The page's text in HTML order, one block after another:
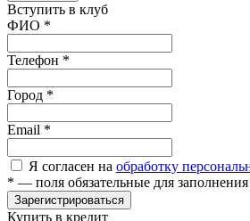
Вступить в клуб
ФИО *
Телефон *
Город *
Email *
Я согласен на обработку
* — поля обязательные для заполнения
Зарегистрироваться
Купить в кредит